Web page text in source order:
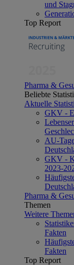
und
Top Report
Pharma &
Beliebte
Aktuelle
GKV -
AU-
GKV -
2023-
Pharma &
Themen
Weitere
Fakten
Fakten
Top Report